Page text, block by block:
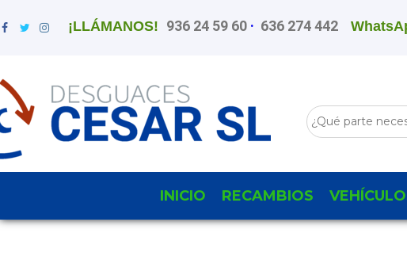
¡LLÁMANOS! 936 24 59 60 · 636 274 442
INICIO RECAMBIOS